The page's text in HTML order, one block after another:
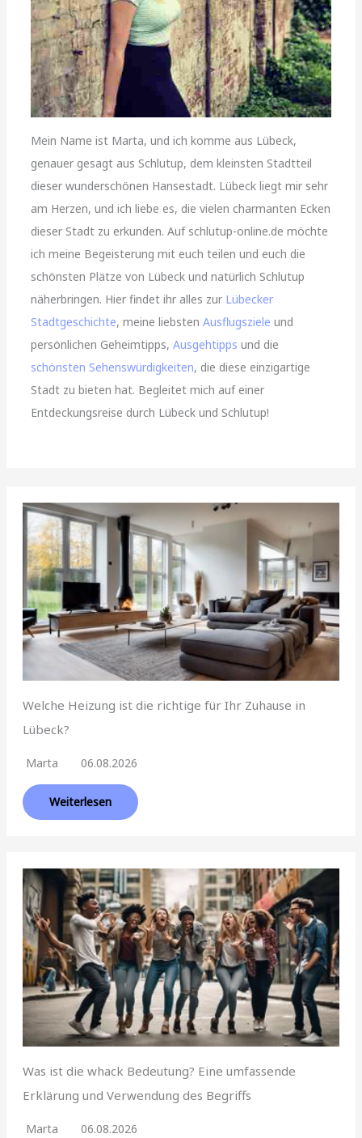
Mein Name ist Marta, und ich komme aus Lübeck,
genauer gesagt aus Schlutup, dem kleinsten Stadtteil
dieser wunderschönen Hansestadt. Lübeck liegt mir sehr
am Herzen, und ich liebe es, die vielen charmanten Ecken
dieser Stadt zu erkunden. Auf schlutup-online.de möchte
ich meine Begeisterung mit euch teilen und euch die
schönsten Plätze von Lübeck und natürlich Schlutup
näherbringen. Hier findet ihr alles zur Lübecker
Stadtgeschichte, meine liebstenAusflugsziele und
persönlichen Geheimtipps,Ausgehtipps und die
schönsten Sehenswürdigkeiten, die diese einzigartige
Stadt zu bieten hat. Begleitet mich auf einer
Entdeckungsreise durch Lübeck und Schlutup!
Welche Heizung ist die richtige für Ihr Zuhause in
Lübeck?
Marta 06.08.2026
Weiterlesen
Was ist die whack Bedeutung? Eine umfassende
Erklärung und Verwendung des Begriffs
Marta 06.08.2026